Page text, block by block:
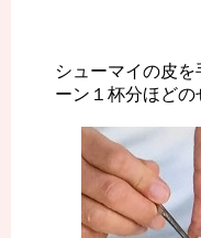
シューマイの皮
ーン１杯分ほどの